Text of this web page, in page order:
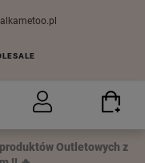
Outletowych z